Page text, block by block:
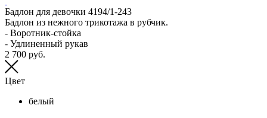
Бадлон для девочки 4194/1-243
Бадлон из нежного трикотажа в рубчик.
- Воротник-стойка
- Удлиненный рукав
2 700 руб.
Цвет
белый